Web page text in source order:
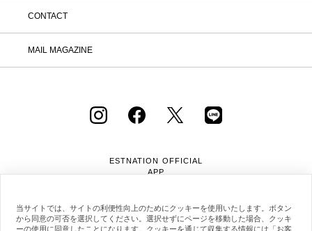
CONTACT
MAIL MAGAZINE
ESTNATION OFFICIAL
APP
当サイトでは、サイトの利便性向上のためにクッキーを使用いたします。ボタン
から同意の可否を選択してください。選択せずにページを移動した場合、クッキ
ーの使用に同意したことになります。クッキーを通じて収集する情報には「お客